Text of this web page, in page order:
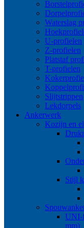
Waterslag
U-profielen
Z-profielen
Platstaf
T-profielen
Slijtstrippen
Lekdorpels
Ankerwerk
Kozijn en
Stijl
UNI-
mm)